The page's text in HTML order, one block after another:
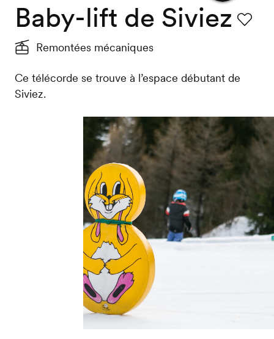
Afficher
Baby-lift de Siviez
Remontées mécaniques
Ce télécorde se trouve à l’espace débutant de
Siviez.